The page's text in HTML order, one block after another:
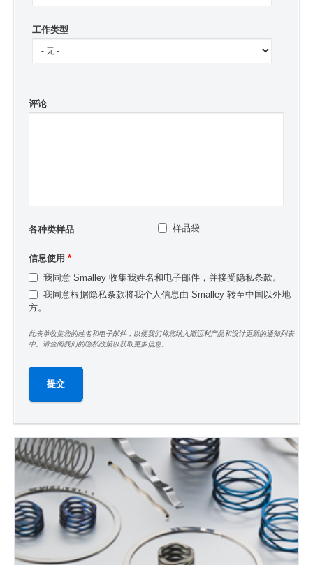
工作类型
评论
各种类样品 样品袋
信息使用 *
我同意 Smalley 收集我姓名和电子邮件，并接受隐私条款。
我同意根据隐私条款将我个人信息由 Smalley 转至中国以外地
方。
此表单收集您的姓名和电子邮件，以便我们将您纳入斯迈利产品和设计更新的通知列表
中。请查阅我们的隐私政策以获取更多信息。